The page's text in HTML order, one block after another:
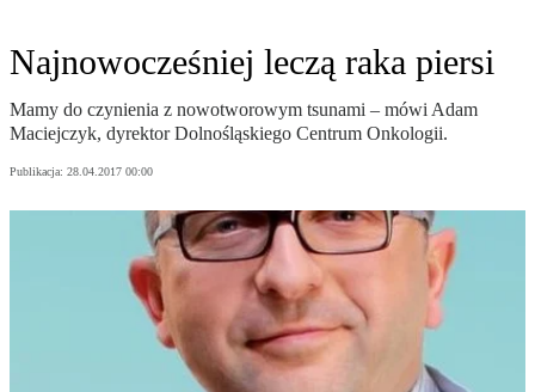
Najnowocześniej leczą raka piersi
Mamy do czynienia z nowotworowym tsunami – mówi Adam
Maciejczyk, dyrektor Dolnośląskiego Centrum Onkologii.
Publikacja: 28.04.2017 00:00